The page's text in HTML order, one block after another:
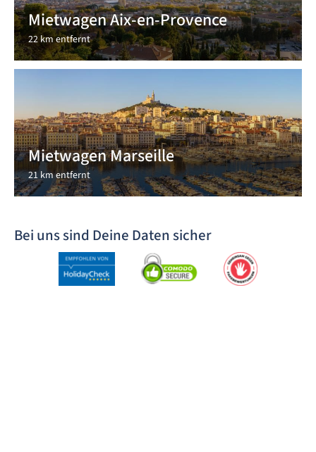
Mietwagen Aix-en-Provence
22 km entfernt
Mietwagen Marseille
21 km entfernt
Bei uns sind Deine Daten sicher